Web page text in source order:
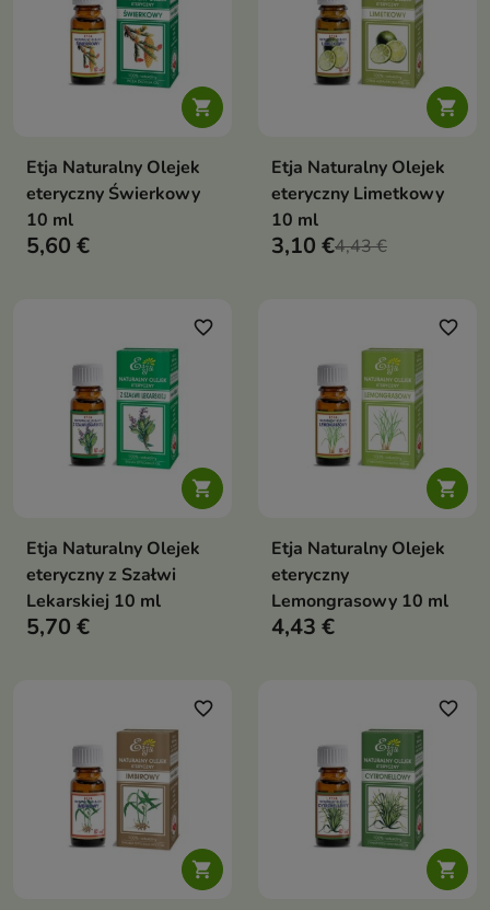

Etja Naturalny Olejek
eteryczny Świerkowy
10 ml
5,60 €

Etja Naturalny Olejek
eteryczny Limetkowy
10 ml
3,10 €4,43 €

favorite_border
Etja Naturalny Olejek
eteryczny z Szałwi
Lekarskiej 10 ml
5,70 €

favorite_border
Etja Naturalny Olejek
eteryczny
Lemongrasowy 10 ml
4,43 €

favorite_border

favorite_border